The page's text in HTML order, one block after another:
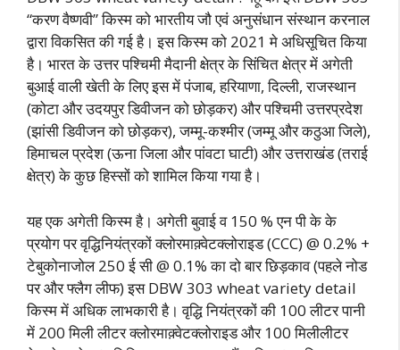
“करण वैष्णवी” किस्म को भारतीय जौ एवं अनुसंधान संस्थान करनाल
द्वारा विकसित की गई है। इस किस्म को 2021 मे अधिसूचित किया
है। भारत के उत्तर पश्चिमी मैदानी क्षेत्र के सिंचित क्षेत्र में अगेती
बुआई वाली खेती के लिए इस में पंजाब, हरियाणा, दिल्ली, राजस्थान
(कोटा और उदयपुर डिवीजन को छोड़कर) और पश्चिमी उत्तरप्रदेश
(झांसी डिवीजन को छोड़कर), जम्मू-कश्मीर (जम्मू और कठुआ जिले),
हिमाचल प्रदेश (ऊना जिला और पांवटा घाटी) और उत्तराखंड (तराई
क्षेत्र) के कुछ हिस्सों को शामिल किया गया है।
यह एक अगेती किस्म है। अगेती बुवाई व 150 % एन पी के के
प्रयोग पर वृद्धिनियंत्रकों क्लोरमाक़्वेटक्लोराइड (CCC) @ 0.2% +
टेबुकोनाजोल 250 ई सी @ 0.1% का दो बार छिड़काव (पहले नोड
पर और फ्लैग लीफ) इसDBW 303 wheat variety detail
किस्म में अधिक लाभकारी है। वृद्धि नियंत्रकों की 100 लीटर पानी
में 200 मिली लीटर क्लोरमाक़्वेटक्लोराइड और 100 मिलीलीटर